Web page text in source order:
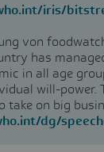
iris/
von
has
in all age
will-power.
on big
dg/